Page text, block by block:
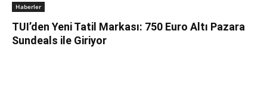
Haberler
TUI’den Yeni Tatil Markası: 750 Euro Altı Pazara
Sundeals ile Giriyor